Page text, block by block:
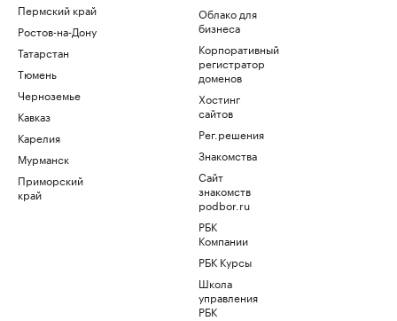
Пермский край
Ростов-на-Дону
Татарстан
Тюмень
Черноземье
Кавказ
Карелия
Мурманск
Приморский
край
Облако для
бизнеса
Корпоративный
регистратор
доменов
Хостинг
сайтов
Рег.решения
Знакомства
Сайт
знакомств
podbor.ru
РБК
Компании
РБК Курсы
Школа
управления
РБК